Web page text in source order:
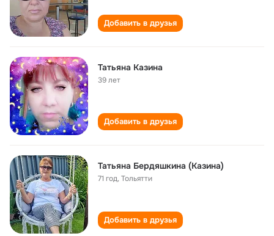
Добавить в друзья
Татьяна Казина
39 лет
Добавить в друзья
Татьяна Бердяшкина (Казина)
71 год,Тольятти
Добавить в друзья